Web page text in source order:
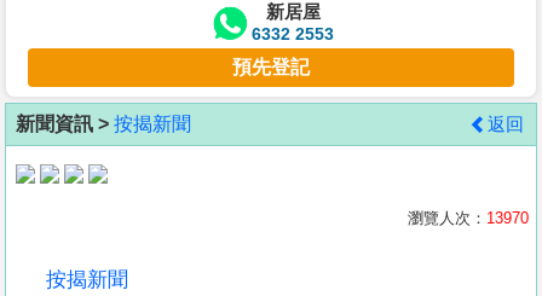
客
地
產
新居屋
6332 2553
預先登記
新聞資訊 > 按揭新聞 返回
瀏覽人次： 13970
按揭新聞